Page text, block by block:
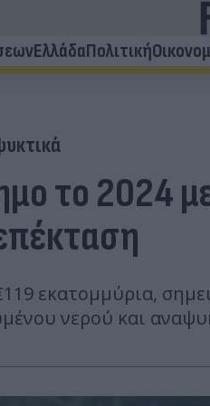
ΕλλάδαΠολιτική
το 2024
εκατομμύρια,
νερού και